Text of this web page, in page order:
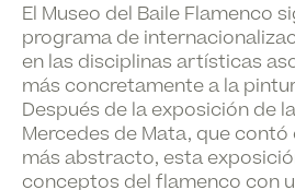
El Museo del Baile Flamenco
programa de
en las disciplinas artísticas
más concretamente a la
Después de la exposición de
Mercedes de Mata, que
más abstracto, esta
conceptos del flamenco con